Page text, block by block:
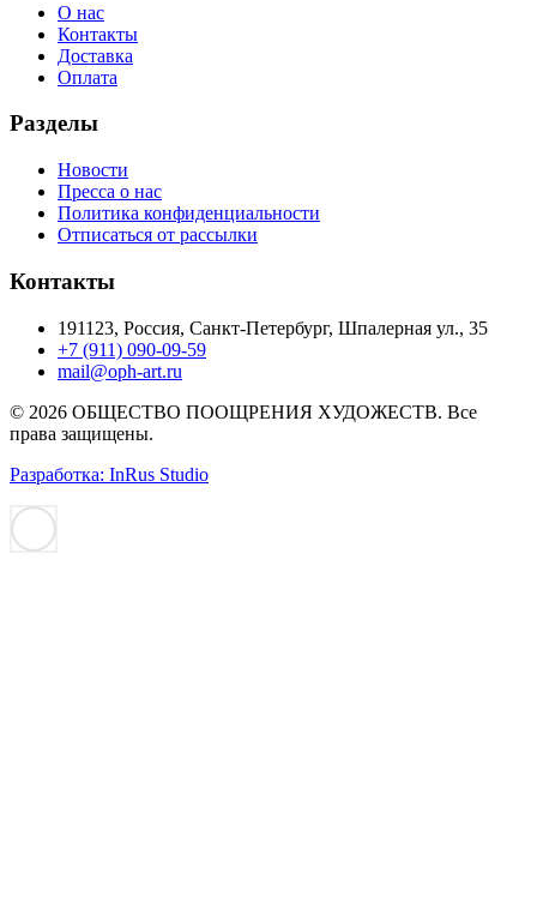
О нас
Контакты
Доставка
Оплата
Разделы
Новости
Пресса о нас
Политика конфиденциальности
Отписаться от рассылки
Контакты
191123, Россия, Санкт-Петербург, Шпалерная ул., 35
+7 (911) 090-09-59
mail@oph-art.ru
© 2026 ОБЩЕСТВО ПООЩРЕНИЯ ХУДОЖЕСТВ. Все
права защищены.
Разработка: InRus Studio